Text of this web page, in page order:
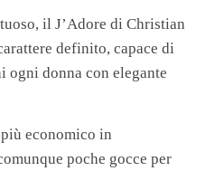
il J’Adore di Christian
definito, capace di
ogni donna con elegante
economico in
poche gocce per